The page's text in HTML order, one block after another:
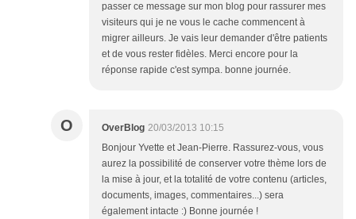
passer ce message sur mon blog pour rassurer mes
visiteurs qui je ne vous le cache commencent à
migrer ailleurs. Je vais leur demander d'être patients
et de vous rester fidèles. Merci encore pour la
réponse rapide c'est sympa. bonne journée.
O OverBlog 20/03/2013 10:15
Bonjour Yvette et Jean-Pierre. Rassurez-vous, vous
aurez la possibilité de conserver votre thème lors de
la mise à jour, et la totalité de votre contenu (articles,
documents, images, commentaires...) sera
également intacte :) Bonne journée !